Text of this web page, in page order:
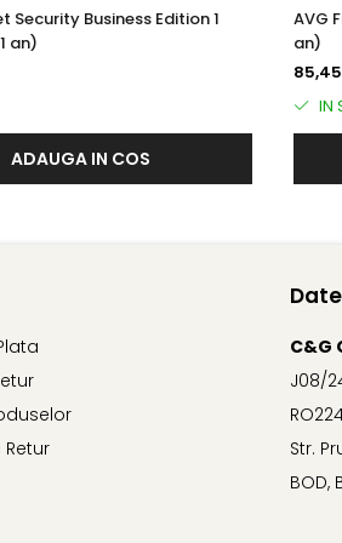
nesigure și suplimente suspecte.
un mediu complet izolat și sigur.
util atunci când doriți să rulați
ajută să vă securizați rețeaua
Unele programe rău intenționate
și detalii despre cardul de credit.
Security Business Edition 1
an)
ADAUGA IN COS
AVG
an)
IN
C&G
J08/
Str.
BOD,